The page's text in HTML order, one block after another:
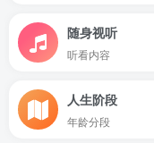
随身视听
听看内容
人生阶段
年龄分段